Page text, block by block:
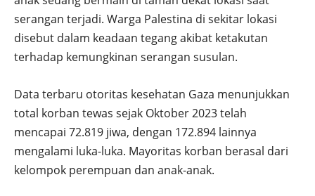
serangan terjadi. Warga Palestina di sekitar lokasi
disebut dalam keadaan tegang akibat ketakutan
terhadap kemungkinan serangan susulan.
Data terbaru otoritas kesehatan Gaza menunjukkan
total korban tewas sejak Oktober 2023 telah
mencapai 72.819 jiwa, dengan 172.894 lainnya
mengalami luka-luka. Mayoritas korban berasal dari
kelompok perempuan dan anak-anak.